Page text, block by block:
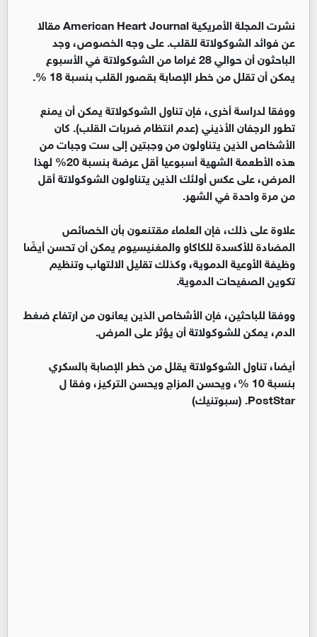
نشرت المجلة الأمريكية American Heart Journal مقالا
عن فوائد الشوكولاتة للقلب. على وجه الخصوص، وجد
الباحثون أن حوالي 28 غراما من الشوكولاتة في الأسبوع
يمكن أن تقلل من خطر الإصابة بقصور القلب بنسبة 18 %.
ووفقا لدراسة أخرى، فإن تناول الشوكولاتة يمكن أن يمنع
تطور الرجفان الأذيني (عدم انتظام ضربات القلب). كان
الأشخاص الذين يتناولون من وجبتين إلى ست وجبات من
هذه الأطعمة الشهية أسبوعيا أقل عرضة بنسبة 20% لهذا
المرض، على عكس أولئك الذين يتناولون الشوكولاتة أقل
من مرة واحدة في الشهر.
علاوة على ذلك، فإن العلماء مقتنعون بأن الخصائص
المضادة للأكسدة للكاكاو والمغنيسيوم يمكن أن تحسن أيضًا
وظيفة الأوعية الدموية، وكذلك تقليل الالتهاب وتنظيم
تكوين الصفيحات الدموية.
ووفقا للباحثين، فإن الأشخاص الذين يعانون من ارتفاع ضغط
الدم، يمكن للشوكولاتة أن يؤثر على المرض.
أيضا، تناول الشوكولاتة يقلل من خطر الإصابة بالسكري
بنسبة 10 %، ويحسن المزاج ويحسن التركيز، وفقا ل
PostStar. (سبوتنيك)